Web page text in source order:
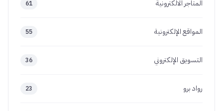
المتاجر الالكترونية 61
المواقع الإلكترونية 55
التسويق الإلكتروني 36
رواد برو 23